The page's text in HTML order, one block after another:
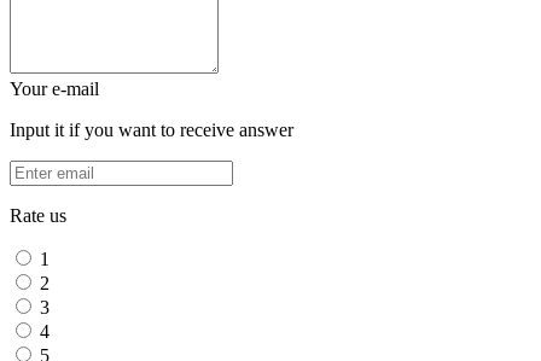
Your e-mail
Input it if you want to receive answer
Rate us
1
2
3
4
5